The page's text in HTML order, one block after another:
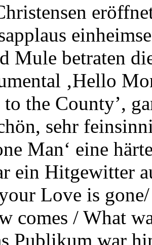
Mule betraten
‚Hello
the County’,
sehr
Man‘ eine
ein Hitgewitter
Love is
comes / What
Publikum war